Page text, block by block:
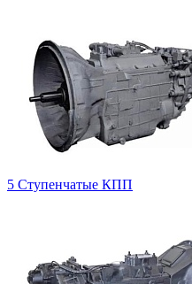
5 Ступенчатые КПП